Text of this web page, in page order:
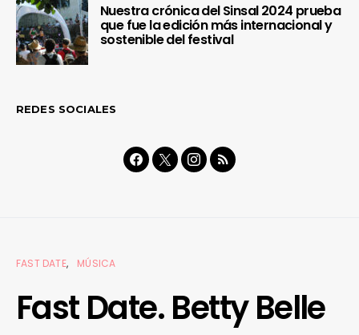
Nuestra crónica del Sinsal 2024 prueba
que fue la edición más internacional y
sostenible del festival
REDES SOCIALES
FAST DATE MÚSICA
Fast Date. Betty Belle